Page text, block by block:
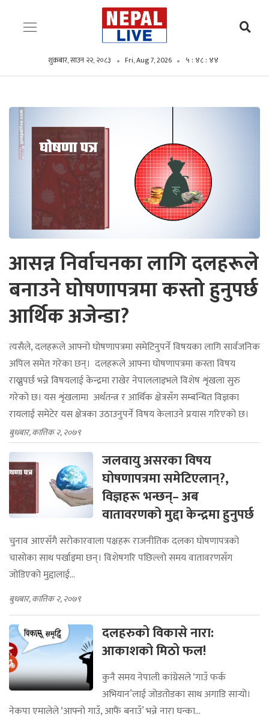
शुक्रबार, साउन २२, २०८३ Fri, Aug 7, 2026 ५ : ४८ : ४५
आसन्न निर्वाचनका लागि दलहरूले
बनाउने घोषणापत्रमा कस्तो हुनुपर्छ
आर्थिक अजेन्डा?
त्यसैले, दलहरूले आफ्नो घोषणापत्रमा समेटिनुपर्ने विषयका लागि सार्वजनिक
अपिल समेत गरेका छन्। दलहरूले आफ्ना घोषणापत्रमा कस्ता विषय
राख्नुपर्छ भन्ने विषयलाई केन्द्रमा राखेर नेपाललाइभले विशेष शृंखला सुरु
गरेको छ। यस शृंखलामा अर्थतन्त्र र आर्थिक क्षेत्रसँग सम्बन्धित विज्ञका
रायलाई समेटेर यस क्षेत्रका उठाउनुपर्ने विषय केलाउने प्रयास गरिएको छ।
बुधबार, कात्तिक २, २०७९
जलवायु असरका विषय
घोषणापत्रमा समेटिएलान्?,
विज्ञहरू भन्छन्– अब
वातावरणको मुद्दा केन्द्रमा हुनुपर्छ
चुनाव आएसँगै सरोकारवाला पक्षहरू राजनीतिक दलका घोषणापत्रको
चासोका साथ पर्खाइमा छन्। विशेषगरि पछिल्लो समय वातावरणसँग
जोडिएको मुद्दालाई...
बुधबार, कात्तिक २, २०७९
दलहरुको विकासे नारा:
आकाशको मिठो फल!
कुनै समय नेपाली कांग्रेसले ‘गाउँ फर्क
अभियान’लाई जोडतोडका साथ अगाडि सार्‍यो।
नेकपा एमालेले ‘आफ्नो गाउँ, आफैं बनाउँ’ भन्ने नारा घन्का...